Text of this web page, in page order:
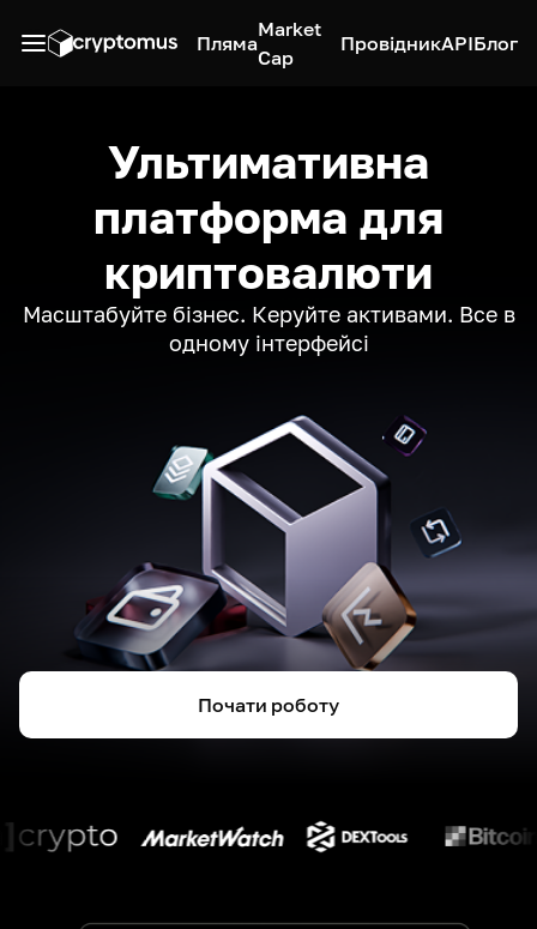
Пляма
Market
Cap
ПровідникAPIБлог
Ультимативна
платформа для
криптовалюти
Масштабуйте бізнес. Керуйте активами. Все в
одному інтерфейсі
Почати роботу